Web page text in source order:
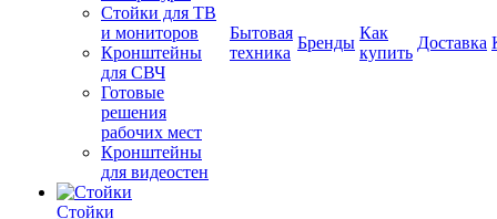
Стойки для ТВ
и мониторов
Кронштейны
для СВЧ
Готовые
решения
рабочих мест
Кронштейны
для видеостен
Стойки
Бытовая
техника
Бренды
Как
купить
Доставка